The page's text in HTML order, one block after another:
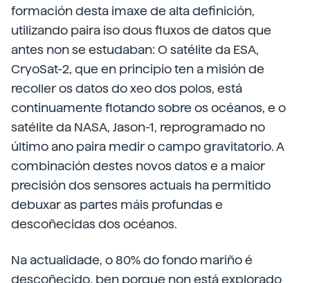
formación desta imaxe de alta definición,
utilizando paira iso dous fluxos de datos que
antes non se estudaban: O satélite da ESA,
CryoSat-2, que en principio ten a misión de
recoller os datos do xeo dos polos, está
continuamente flotando sobre os océanos, e o
satélite da NASA, Jason-1, reprogramado no
último ano paira medir o campo gravitatorio. A
combinación destes novos datos e a maior
precisión dos sensores actuais ha permitido
debuxar as partes máis profundas e
descoñecidas dos océanos.
Na actualidade, o 80% do fondo mariño é
descoñecido, ben porque non está explorado